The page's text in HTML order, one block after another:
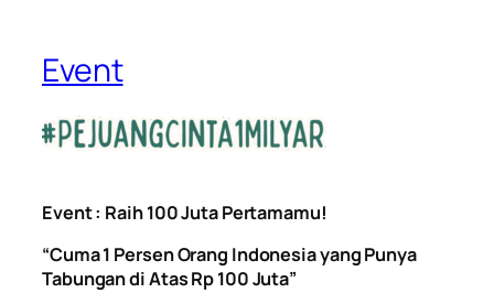
Event
Event : Raih 100 Juta Pertamamu!
“Cuma 1 Persen Orang Indonesia yang Punya
Tabungan di Atas Rp 100 Juta”